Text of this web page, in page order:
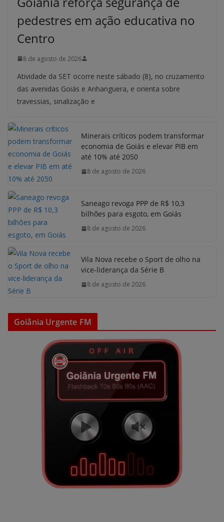
pedestres em ação educativa no
Centro
8 de agosto de 2026
Atividade da SET ocorre neste sábado (8), no cruzamento
das avenidas Goiás e Anhanguera, e orienta sobre
travessias, sinalização e
Minerais críticos podem transformar
economia de Goiás e elevar PIB em
até 10% até 2050
8 de agosto de 2026
Saneago revoga PPP de R$ 10,3
bilhões para esgoto, em Goiás
8 de agosto de 2026
Vila Nova recebe o Sport de olho na
vice-liderança da Série B
8 de agosto de 2026
Goiânia Urgente FM